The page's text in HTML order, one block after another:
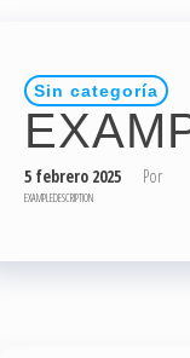
Sin categoría
5 febrero 2025 Por
EXAMPLEDESCRIPTION